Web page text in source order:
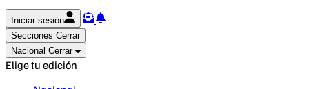
Iniciar sesión
Secciones Cerrar
Nacional Cerrar
Elige tu edición